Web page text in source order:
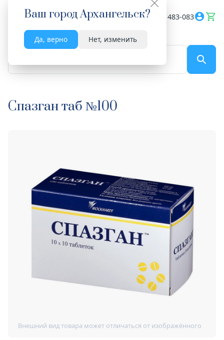
Ваш городАрхангельск?
Да, верно Нет, изменить
Весь сайт 8182 483-083
Спазган таб №100